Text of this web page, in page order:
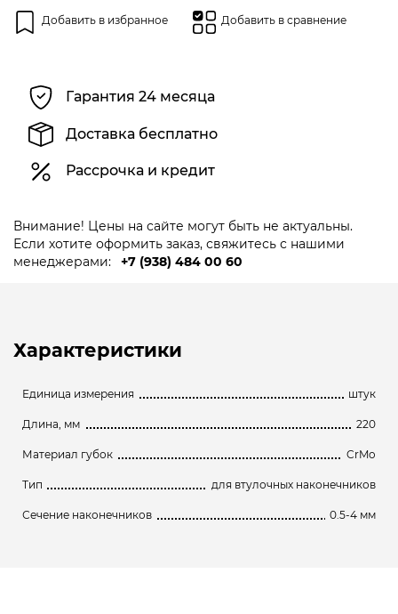
Добавить в избранное Добавить в сравнение
Гарантия 24 месяца
Доставка бесплатно
Рассрочка и кредит
Внимание! Цены на сайте могут быть не актуальны.
Если хотите оформить заказ, свяжитесь с нашими
менеджерами:
+7 (938) 484 00 60
Характеристики
Единица измерения штук
Длина, мм 220
Материал губок CrMo
Тип для втулочных наконечников
Сечение наконечников 0.5-4 мм